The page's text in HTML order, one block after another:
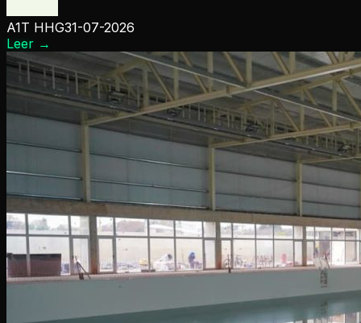
A1T HHG31-07-2026
Leer →